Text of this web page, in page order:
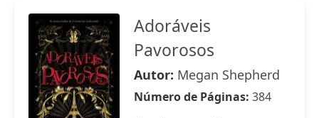
Adoráveis
Pavorosos
Autor: Megan Shepherd
Número de Páginas: 384